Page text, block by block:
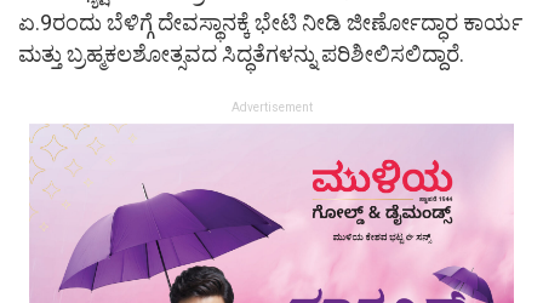
ಏ.9ರಂದು ಬೆಳಿಗ್ಗೆ ದೇವಸ್ಥಾನಕ್ಕೆ ಭೇಟಿ ನೀಡಿ ಜೀರ್ಣೋದ್ಧಾರ ಕಾರ್ಯ
ಮತ್ತು ಬ್ರಹ್ಮಕಲಶೋತ್ಸವದ ಸಿದ್ಧತೆಗಳನ್ನು ಪರಿಶೀಲಿಸಲಿದ್ದಾರೆ.
Advertisement